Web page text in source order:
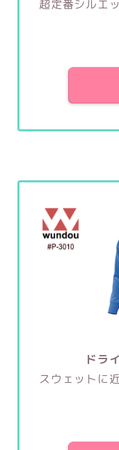
超定番シルエ
ドラ
スウェットに